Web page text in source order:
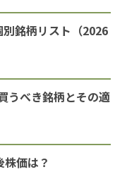
銘柄リスト（2026
うべき銘柄とその適
価は？